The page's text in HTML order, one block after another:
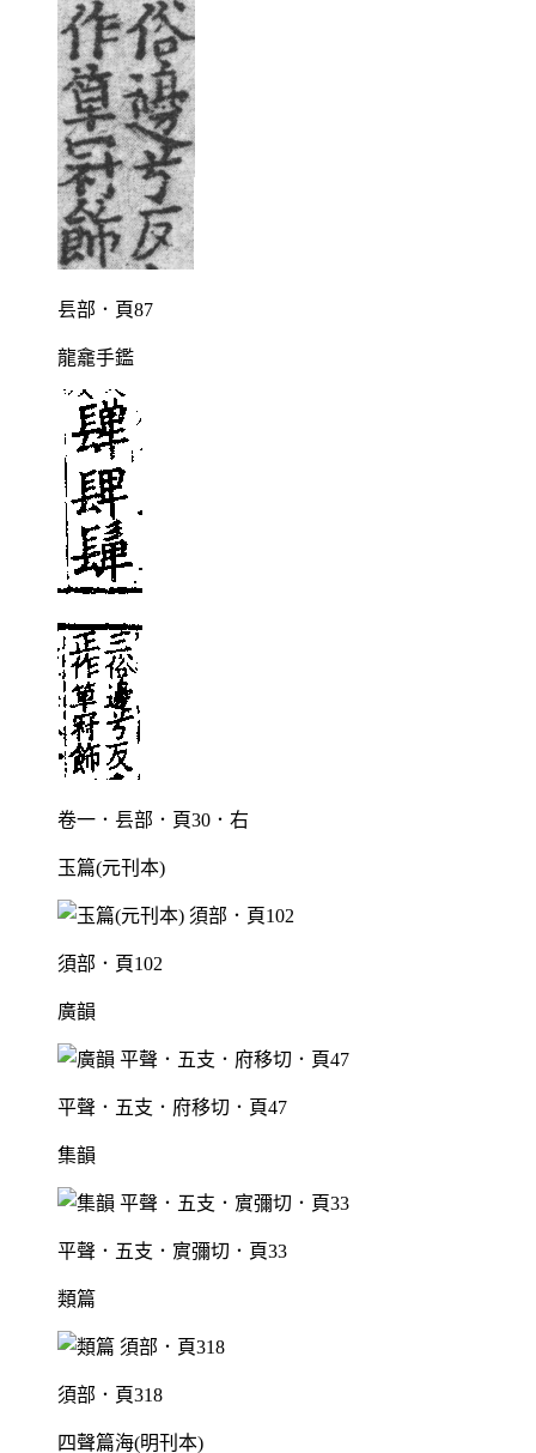
镸部．頁87
龍龕手鑑
卷一．镸部．頁30．右
玉篇(元刊本)
須部．頁102
廣韻
平聲．五支．府移切．頁47
集韻
平聲．五支．賔彌切．頁33
類篇
須部．頁318
四聲篇海(明刊本)